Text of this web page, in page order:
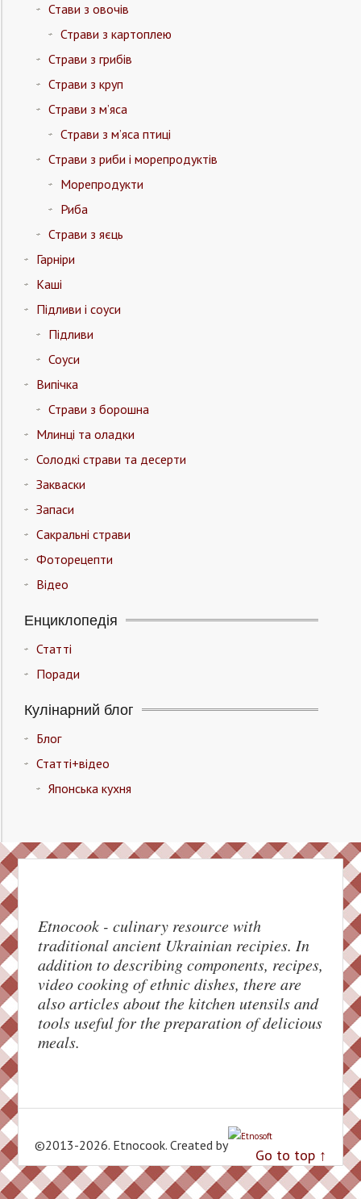
Стави з овочів
Страви з картоплею
Страви з грибів
Страви з круп
Страви з м’яса
Страви з м’яса птиці
Страви з риби і морепродуктів
Морепродукти
Риба
Страви з яєць
Гарніри
Каші
Підливи і соуси
Підливи
Соуси
Випічка
Страви з борошна
Млинці та оладки
Солодкі страви та десерти
Закваски
Запаси
Сакральні страви
Фоторецепти
Відео
Енциклопедія
Статті
Поради
Кулінарний блог
Блог
Статті+відео
Японська кухня
Etnocook - culinary resource with
traditional ancient Ukrainian recipies. In
addition to describing components, recipes,
video cooking of ethnic dishes, there are
also articles about the kitchen utensils and
tools useful for the preparation of delicious
meals.
©2013-2026. Etnocook. Created by
Go to top ↑
Facebook
Pinterest
Gmail